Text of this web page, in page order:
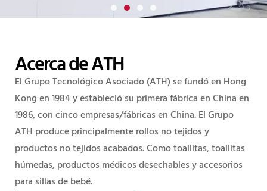
Fabricante mundial integral de
productos no tejidos
Todos los productos
contacto
Acerca de ATH
El Grupo Tecnológico Asociado (ATH) se fundó en Hong
Kong en 1984 y estableció su primera fábrica en China en
1986, con cinco empresas/fábricas en China. El Grupo
ATH produce principalmente rollos no tejidos y
productos no tejidos acabados. Como toallitas, toallitas
húmedas, productos médicos desechables y accesorios
para sillas de bebé.